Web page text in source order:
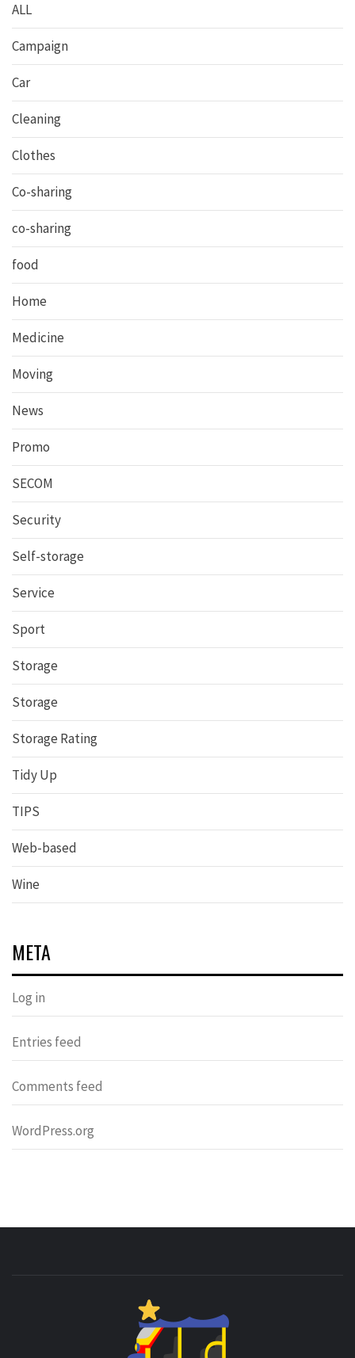
ALL
Campaign
Car
Cleaning
Clothes
Co-sharing
co-sharing
food
Home
Medicine
Moving
News
Promo
SECOM
Security
Self-storage
Service
Sport
Storage
Storage
Storage Rating
Tidy Up
TIPS
Web-based
Wine
META
Log in
Entries feed
Comments feed
WordPress.org